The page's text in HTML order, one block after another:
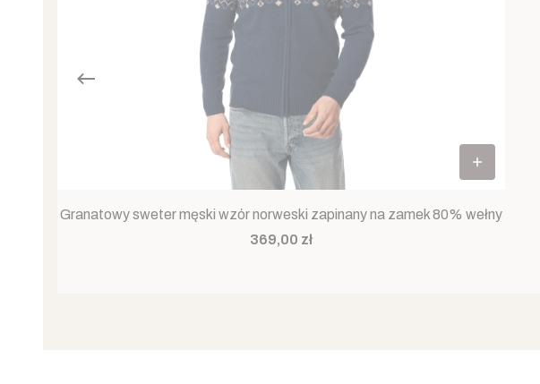
Granatowy sweter męski wzór norweski zapinany na zamek 80% wełny
Cena
369,00 zł